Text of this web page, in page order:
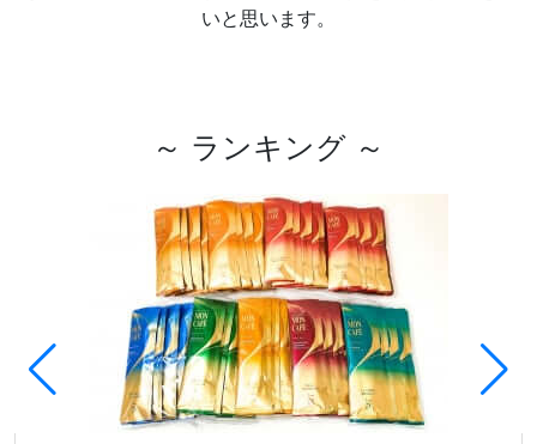
いと思います。
～ ランキング ～